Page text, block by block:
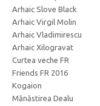
Arhaic Slove Black
Arhaic Virgil Molin
Arhaic Vladimirescu
Arhaic Xilogravat
Curtea veche FR
Friends FR 2016
Kogaion
Mănăstirea Dealu